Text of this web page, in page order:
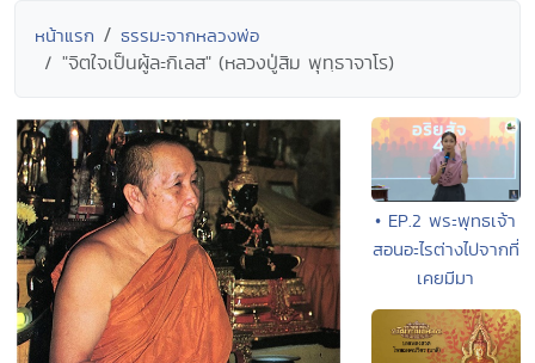
หน้าแรก ธรรมะจากหลวงพ่อ
"จิตใจเป็นผู้ละกิเลส" (หลวงปู่สิม พุทฺธาจาโร)
• EP.2 พระพุทธเจ้า
สอนอะไรต่างไปจากที่
เคยมีมา